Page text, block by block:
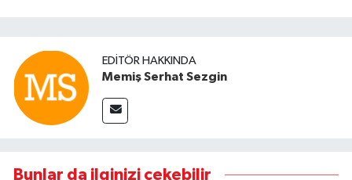
EDITÖR HAKKINDA
Memiş Serhat Sezgin
Bunlar da ilginizi çekebilir